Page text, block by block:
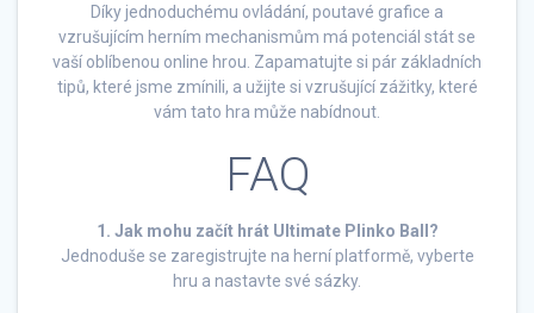
Díky jednoduchému ovládání, poutavé grafice a
vzrušujícím herním mechanismům má potenciál stát se
vaší oblíbenou online hrou. Zapamatujte si pár základních
tipů, které jsme zmínili, a užijte si vzrušující zážitky, které
vám tato hra může nabídnout.
FAQ
1. Jak mohu začít hrát Ultimate Plinko Ball?
Jednoduše se zaregistrujte na herní platformě, vyberte
hru a nastavte své sázky.